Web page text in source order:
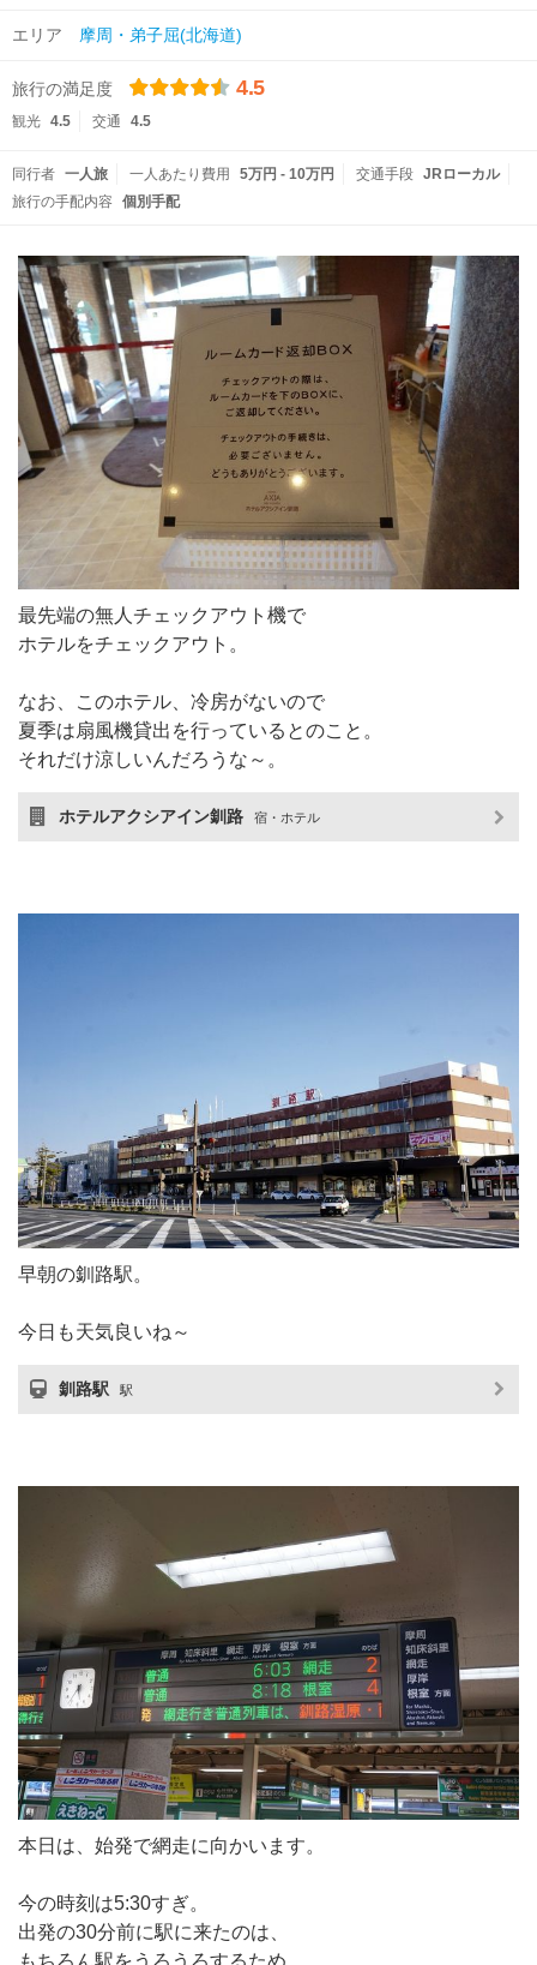
エリア 摩周・弟子屈(北海道)
旅行の満足度 4.5
観光 4.5 交通 4.5
同行者 一人旅 一人あたり費用 5万円 - 10万円 交通手段 JRローカル
旅行の手配内容
個別手配
最先端の無人チェックアウト機で
ホテルをチェックアウト。
なお、このホテル、冷房がないので
夏季は扇風機貸出を行っているとのこと。
それだけ涼しいんだろうな～。
ホテルアクシアイン釧路 宿・ホテル
早朝の釧路駅。
今日も天気良いね～
釧路駅 駅
本日は、始発で網走に向かいます。
今の時刻は5:30すぎ。
出発の30分前に駅に来たのは、